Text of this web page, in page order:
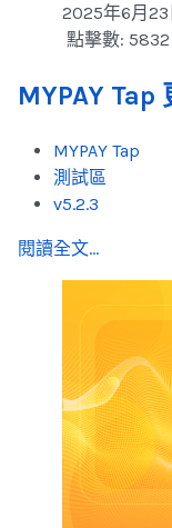
2025年6月23
點擊數: 5832
MYPAY Tap
MYPAY Tap
測試區
v5.2.3
閱讀全文...